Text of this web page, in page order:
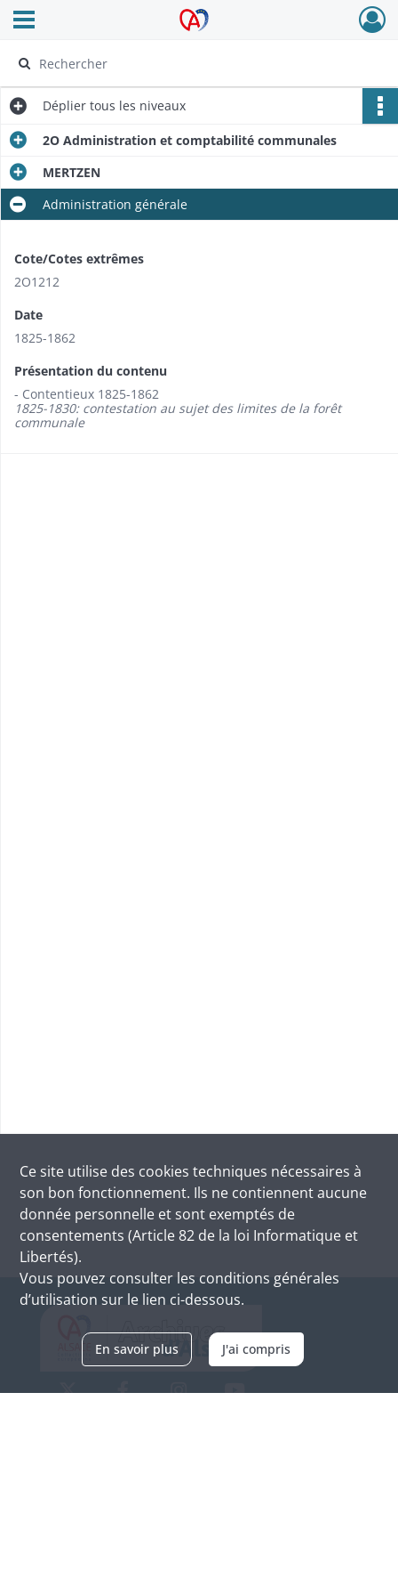
Archives Alsace - Colmar
Ouvrir le menu déroulant
Déplier tous les niveaux
2O Administration et comptabilité communales
MERTZEN
Administration générale
Cote/Cotes extrêmes
2O1212
Date
1825-1862
Présentation du contenu
- Contentieux 1825-1862
1825-1830: contestation au sujet des limites de la forêt
communale
Ce site utilise des cookies techniques nécessaires à
son bon fonctionnement. Ils ne contiennent aucune
donnée personnelle et sont exemptés de
consentements (Article 82 de la loi Informatique et
Libertés).
Vous pouvez consulter les conditions générales
d’utilisation sur le lien ci-dessous.
En savoir plus J'ai compris